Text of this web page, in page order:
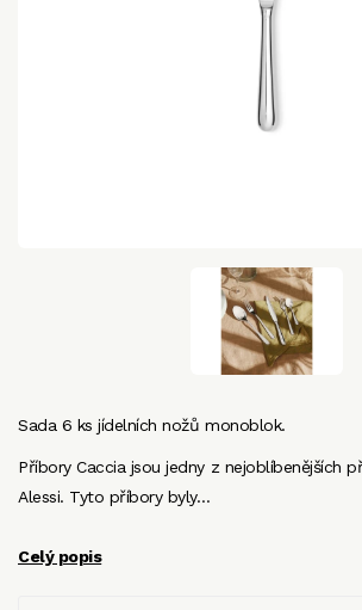
Sada 6 ks jídelních nožů monoblok.
Příbory Caccia jsou jedny z nejoblíbenějších
Alessi. Tyto příbory byly…
Celý popis